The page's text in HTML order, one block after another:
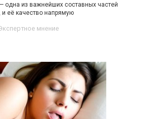
одна из важнейших составных частей
её качество напрямую
мнение